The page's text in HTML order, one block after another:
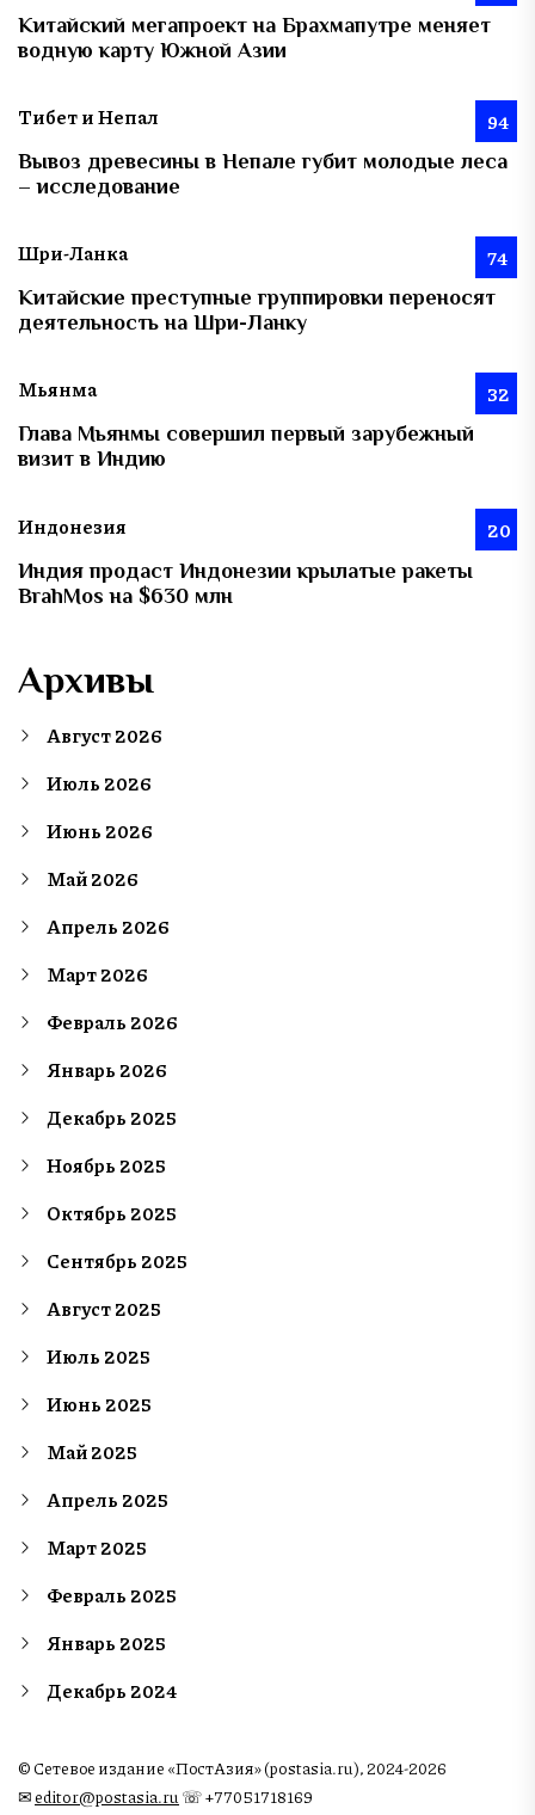
Китайский мегапроект на Брахмапутре меняет
водную карту Южной Азии
Тибет и Непал 94
Вывоз древесины в Непале губит молодые леса
– исследование
Шри-Ланка 74
Китайские преступные группировки переносят
деятельность на Шри-Ланку
Мьянма 32
Глава Мьянмы совершил первый зарубежный
визит в Индию
Индонезия 20
Индия продаст Индонезии крылатые ракеты
BrahMos на $630 млн
Архивы
Август 2026
Июль 2026
Июнь 2026
Май 2026
Апрель 2026
Март 2026
Февраль 2026
Январь 2026
Декабрь 2025
Ноябрь 2025
Октябрь 2025
Сентябрь 2025
Август 2025
Июль 2025
Июнь 2025
Май 2025
Апрель 2025
Март 2025
Февраль 2025
Январь 2025
Декабрь 2024
© Сетевое издание «ПостАзия» (postasia.ru), 2024-2026
✉︎editor@postasia.ru ☏ +77051718169